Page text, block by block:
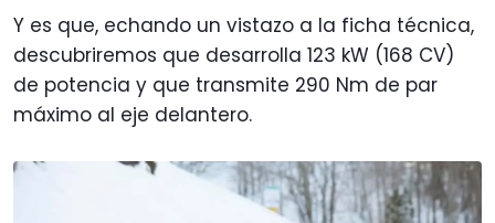
Y es que, echando un vistazo a la ficha técnica,
descubriremos que desarrolla 123 kW (168 CV)
de potencia y que transmite 290 Nm de par
máximo al eje delantero.